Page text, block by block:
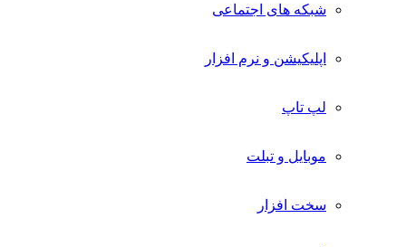
شبکه های اجتماعی
اپلیکیشن و نرم افزار
لپ تاپ
موبایل و تبلت
سخت افزار